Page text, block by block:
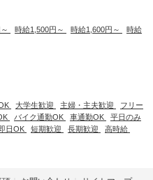
時給1,500円～ 時給1,600円～
時給
大学生歓迎 主婦・主夫歓迎
フリー
バイク通勤OK 車通勤OK
平日のみ
日OK 短期歓迎 長期歓迎 高時給